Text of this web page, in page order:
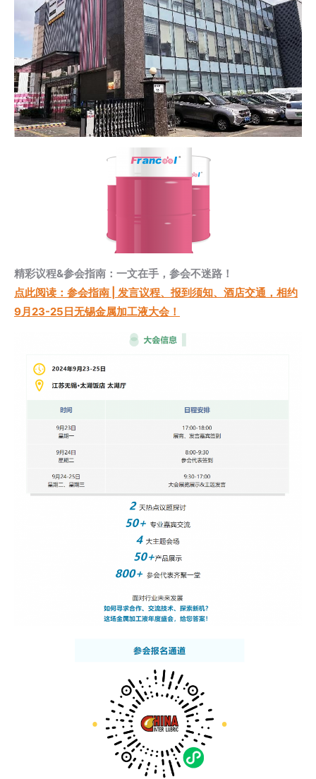
精彩议程&参会指南：一文在手，参会不迷路！
点此阅读 ：参会指南
发言议程、报到须知、酒店交通，相约
9月23-25日无锡金属加工液大会！